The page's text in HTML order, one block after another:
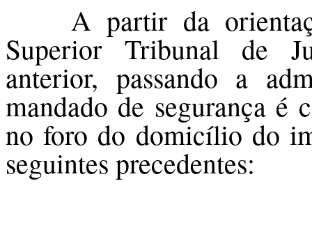
A partir da
Superior Tribunal de
anterior, passando a
mandado de segurança é
no foro do domicílio do
seguintes precedentes: